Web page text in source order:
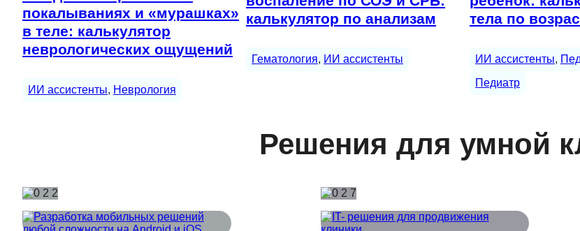
покалываниях и «мурашках»
в теле: калькулятор
неврологических ощущений
ИИ ассистенты, Неврология
калькулятор по анализам
Гематология, ИИ ассистенты
тела по
ИИ ассистенты,
Педиатр
Решения для умной